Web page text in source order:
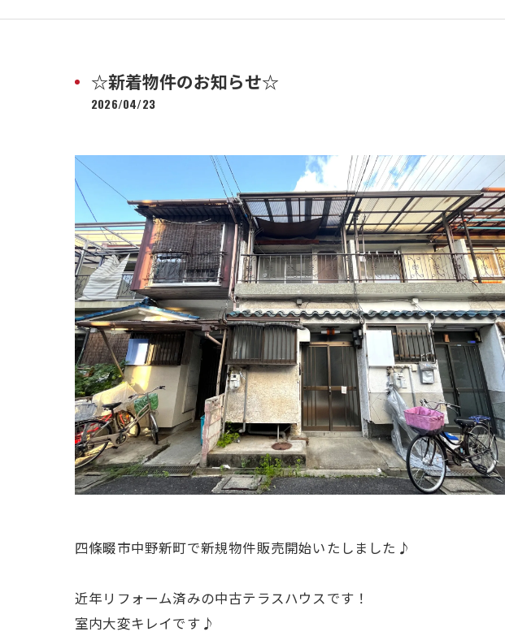
☆新着物件のお知らせ☆
2026/04/23
四條畷市中野新町で新規物件販売開始いたしました♪
近年リフォーム済みの中古テラスハウスです！
室内大変キレイです♪